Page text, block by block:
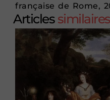
française de Rome,
Articles similaires